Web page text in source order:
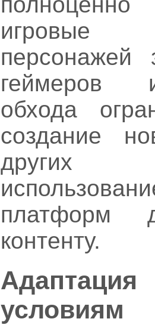
игровые
персонажей
геймеров
обхода
создание
других
платформ
контенту.
условиям